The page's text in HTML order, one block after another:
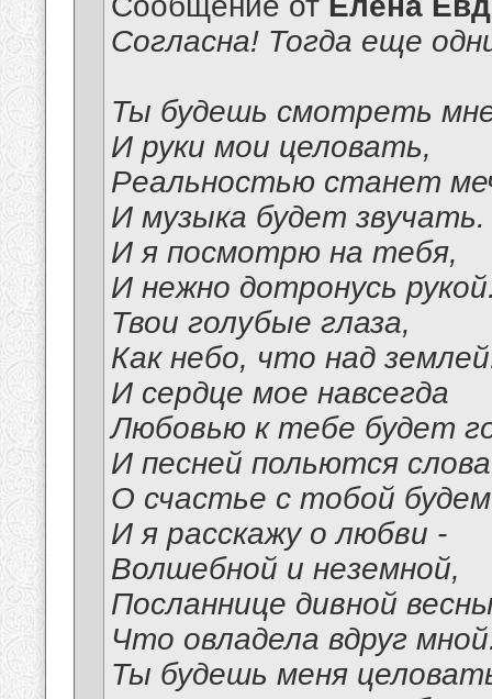
Согласна! Тогда еще
Ты будешь смотреть
И руки мои целовать,
Реальностью станет
И музыка будет звучать.
И я посмотрю на тебя,
И нежно дотронусь
Твои голубые глаза,
Как небо, что над
И сердце мое навсегда
Любовью к тебе будет
И песней польются
О счастье с тобой
И я расскажу о любви -
Волшебной и неземной,
Посланнице дивной
Что овладела вдруг
Ты будешь меня